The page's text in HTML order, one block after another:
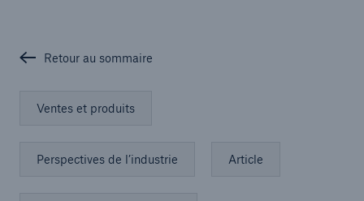
Retour au sommaire
Ventes et produits
Perspectives de l’industrie Article